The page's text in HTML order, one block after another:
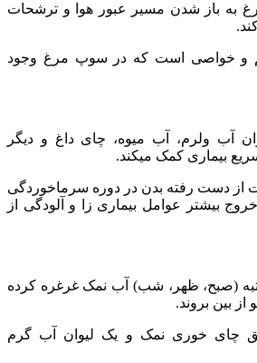
به باز شدن مسیر عبور هوا و ترشحات
و خواصی است که در سوپ مرغ وجود
روزانه 8تا6 لیوان آب ولرم، آب میوه، چای داغ و دیگر
بیماری کمک میکند.
از دست رفته بدن در دوره سرماخوردگی
بیشتر عوامل بیماری زا و آلودگی از
(صبح، ظهر، شب) آب نمک غرغره کرده
از بین بروند.
چای خوری نمک و یک لیوان آب گرم